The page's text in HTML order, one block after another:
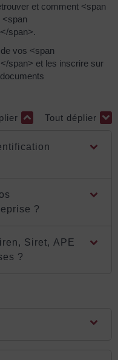
et comment <span
span>.
vos <span
span> et les inscrire sur
Tout déplier
?
Siret, APE
?